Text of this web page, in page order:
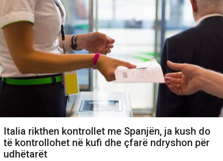
Italia rikthen kontrollet me Spanjën, ja kush do
të kontrollohet në kufi dhe çfarë ndryshon për
udhëtarët